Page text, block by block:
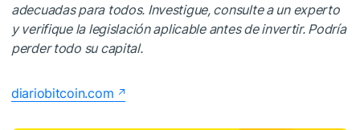
adecuadas para todos. Investigue, consulte a un experto
y verifique la legislación aplicable antes de invertir. Podría
perder todo su capital.
diariobitcoin.com